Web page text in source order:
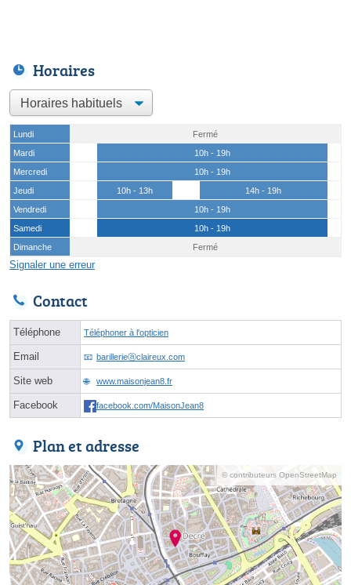
Horaires
Lundi
Fermé
Mardi
10h - 19h
Mercredi
10h - 19h
Jeudi
10h - 13h
14h - 19h
Vendredi
10h - 19h
Samedi
10h - 19h
Dimanche
Fermé
Signaler une erreur
Contact
Téléphone Téléphoner à l'opticien
Email barillerieⓐclaireux.com
Site web www.maisonjean8.fr
Facebook facebook.com/MaisonJean8
Plan et adresse
© contributeurs OpenStreetMap